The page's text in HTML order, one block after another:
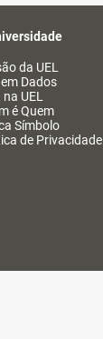
da UEL
em Dados
na UEL
é Quem
Símbolo
de Privacidade